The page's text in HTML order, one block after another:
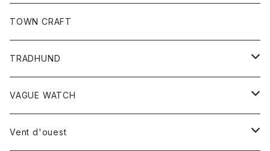
トップス
レディース
カットソー
TOWN CRAFT
TRADHUND
セーター
ベスト
VAGUE WATCH
時計
Vent d'ouest